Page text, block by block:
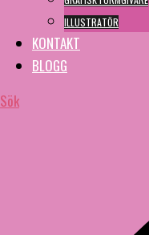
ILLUSTRATÖR
KONTAKT
BLOGG
Sök